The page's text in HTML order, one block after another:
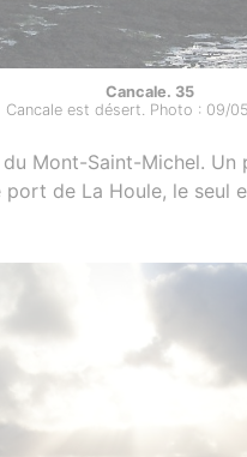
Cancale. 35
Cancale est désert. Photo : 09/
Mont-Saint-Michel.
de La Houle, le seul